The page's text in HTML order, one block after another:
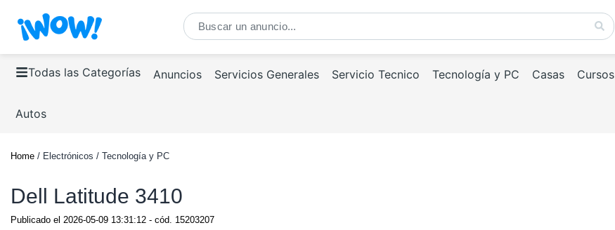
Todas las Categorías Anuncios Servicios Generales Servicio Tecnico Tecnología y PC Casas Cursos
Autos
Home / Electrónicos / Tecnología y PC
Dell Latitude 3410
Publicado el 2026-05-09 13:31:12 - cód. 15203207